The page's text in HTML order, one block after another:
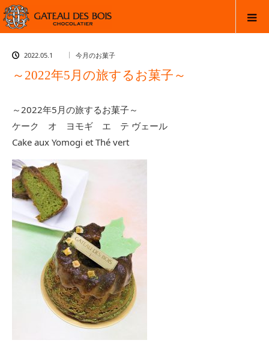
2022.05.1 今月のお菓子
～2022年5月の旅するお菓子～
～2022年5月の旅するお菓子～
ケーク オ ヨモギ エ テ ヴェール
Cake aux Yomogi et Thé vert